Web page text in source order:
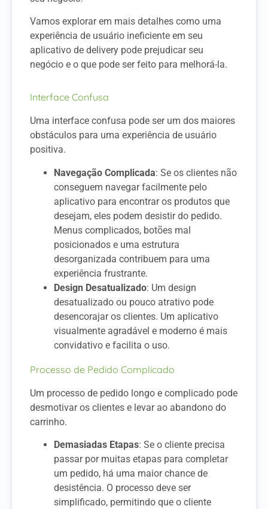
Vamos explorar em mais detalhes como uma
experiência de usuário ineficiente em seu
aplicativo de delivery pode prejudicar seu
negócio e o que pode ser feito para melhorá-la.
Interface Confusa
Uma interface confusa pode ser um dos maiores
obstáculos para uma experiência de usuário
positiva.
Navegação Complicada: Se os clientes não
conseguem navegar facilmente pelo
aplicativo para encontrar os produtos que
desejam, eles podem desistir do pedido.
Menus complicados, botões mal
posicionados e uma estrutura
desorganizada contribuem para uma
experiência frustrante.
Design Desatualizado: Um design
desatualizado ou pouco atrativo pode
desencorajar os clientes. Um aplicativo
visualmente agradável e moderno é mais
convidativo e facilita o uso.
Processo de Pedido Complicado
Um processo de pedido longo e complicado pode
desmotivar os clientes e levar ao abandono do
carrinho.
Demasiadas Etapas: Se o cliente precisa
passar por muitas etapas para completar
um pedido, há uma maior chance de
desistência. O processo deve ser
simplificado, permitindo que o cliente